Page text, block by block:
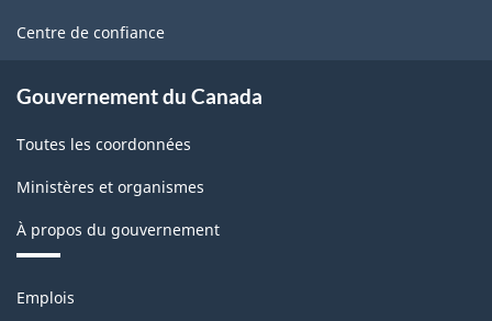
2017
version
-
Structure
de
la
classification
site
Centre de confiance
Gouvernement du Canada
Toutes les coordonnées
Ministères et organismes
À propos du gouvernement
Thèmes
Emplois